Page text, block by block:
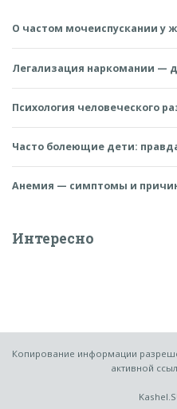
О частом мочеиспускании у
Легализация наркомании —
Психология человеческого
Часто болеющие дети:
Анемия — симптомы и
Интересно
Копирование информации
активной